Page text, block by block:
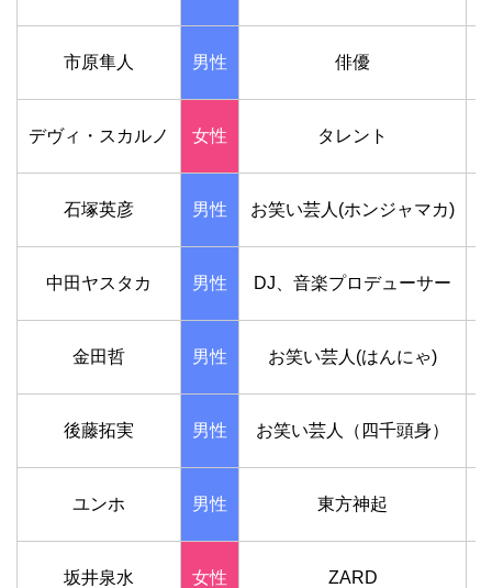
市原隼人 男性 俳優
デヴィ・スカルノ 女性 タレント
石塚英彦 男性 お笑い芸人(ホンジャマカ)
中田ヤスタカ 男性 DJ、音楽プロデューサー
金田哲 男性 お笑い芸人(はんにゃ)
後藤拓実 男性 お笑い芸人（四千頭身）
ユンホ 男性 東方神起
坂井泉水 女性 ZARD